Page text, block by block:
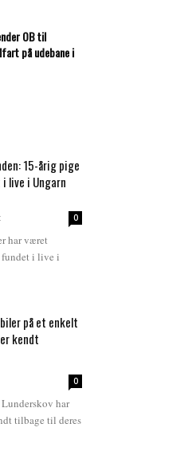
OB til
på udebane i
15-årig pige
live i Ungarn
0
har været
fundet i live i
på et enkelt
kendt
0
har
tilbage til deres